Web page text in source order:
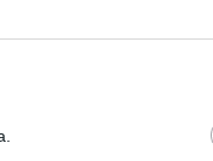
με ταυτόχρονη
τη συμμετοχή
επιμέρους